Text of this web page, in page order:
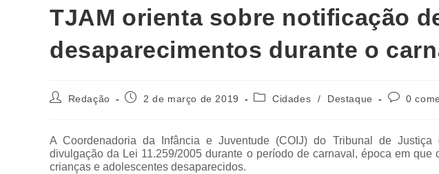
TJAM orienta sobre notificação
desaparecimentos durante o
Redação 2 de março de 2019 Cidades / Destaque 0
A Coordenadoria da Infância e Juventude (COIJ) do Tribunal de Justiça
divulgação da Lei 11.259/2005 durante o período de carnaval, época em que
crianças e adolescentes desaparecidos.